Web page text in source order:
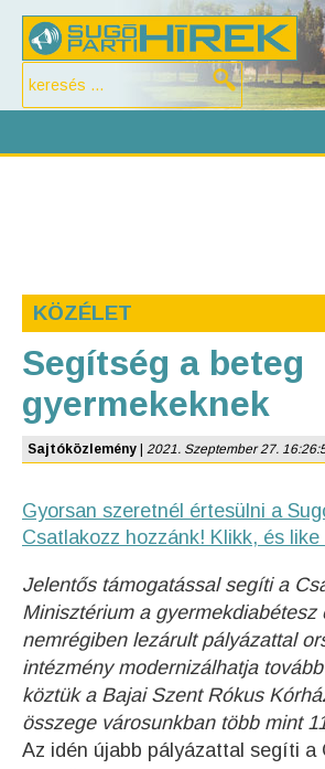
KÖZÉLET
Segítség a beteg
gyermekeknek
Sajtóközlemény 2021. Szeptember 27.
Gyorsan szeretnél értesülni a
Csatlakozz hozzánk! Klikk, és
Jelentős támogatással segíti a
Minisztérium a gyermekdiabétesz
nemrégiben lezárult pályázattal
intézmény modernizálhatja
köztük a Bajai Szent Rókus
összege városunkban több mint
Az idén újabb pályázattal segíti a